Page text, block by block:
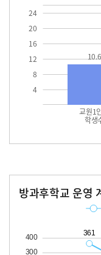
4
8
12
16
20
24
교원1
학생
10.6
방과후학교 운영